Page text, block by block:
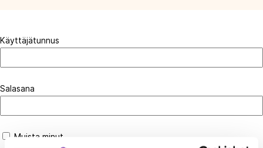
Käyttäjätunnus
Salasana
Muista minut